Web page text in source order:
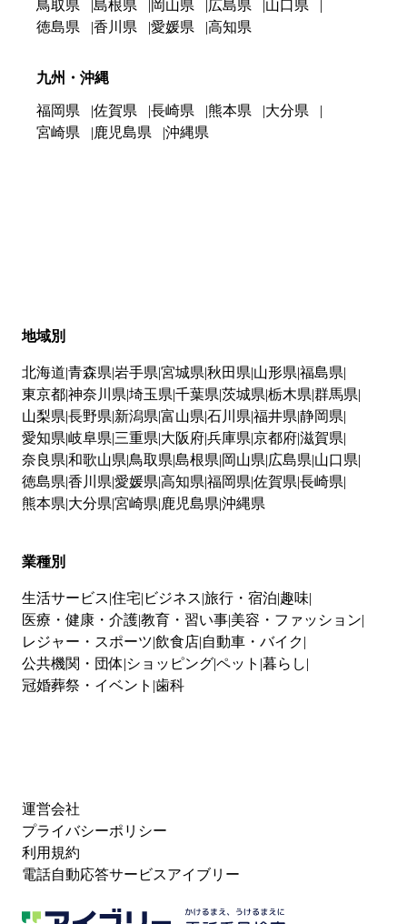
鳥取県 島根県 岡山県 広島県
山口県
徳島県
香川県 愛媛県 高知県
九州・沖縄
福岡県 佐賀県 長崎県 熊本県
大分県
宮崎県
鹿児島県 沖縄県
地域別
北海道 青森県 岩手県 宮城県 秋田県 山形県 福島県
東京都神奈川県 埼玉県 千葉県 茨城県 栃木県 群馬県
山梨県 長野県 新潟県 富山県 石川県 福井県 静岡県
愛知県 岐阜県 三重県 大阪府兵庫県 京都府滋賀県
奈良県 和歌山県 鳥取県 島根県 岡山県 広島県 山口県
徳島県 香川県 愛媛県 高知県 福岡県 佐賀県 長崎県
熊本県 大分県 宮崎県 鹿児島県 沖縄県
業種別
生活サービス 住宅 ビジネス 旅行・宿泊 趣味
医療・健康・介護教育・習い事 美容・ファッション
レジャー・スポーツ 飲食店 自動車・バイク
公共機関・団体 ショッピングペット 暮らし
冠婚葬祭・イベント 歯科
運営会社
プライバシーポリシー
利用規約
電話自動応答サービスアイブリー